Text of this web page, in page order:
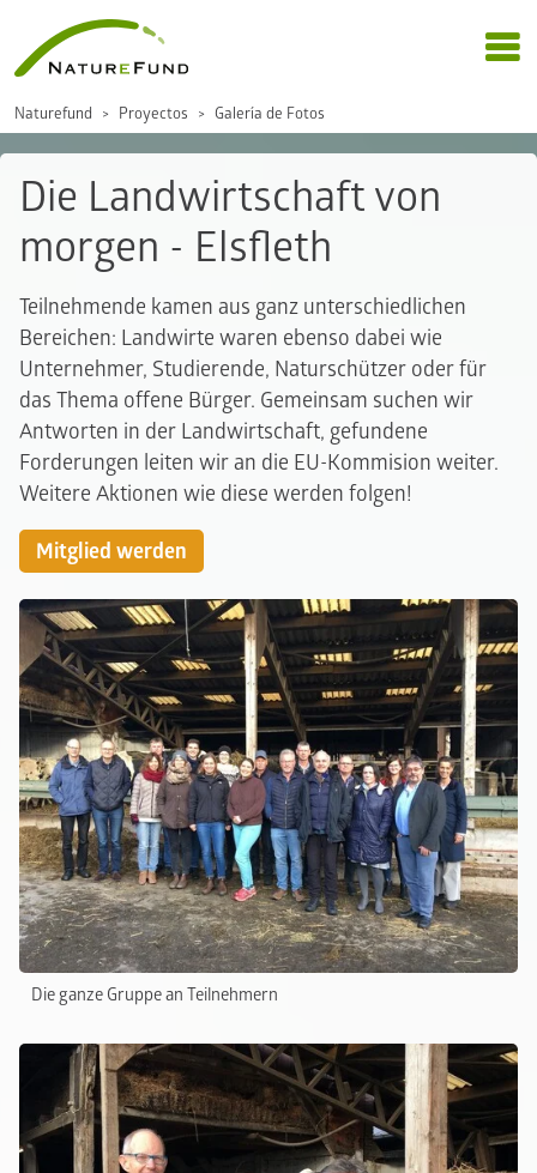
Naturefund Proyectos Galería de Fotos
Die Landwirtschaft von
morgen - Elsfleth
Teilnehmende kamen aus ganz unterschiedlichen
Bereichen: Landwirte waren ebenso dabei wie
Unternehmer, Studierende, Naturschützer oder für
das Thema offene Bürger. Gemeinsam suchen wir
Antworten in der Landwirtschaft, gefundene
Forderungen leiten wir an die EU-Kommision weiter.
Weitere Aktionen wie diese werden folgen!
Mitglied werden
Die ganze Gruppe an Teilnehmern